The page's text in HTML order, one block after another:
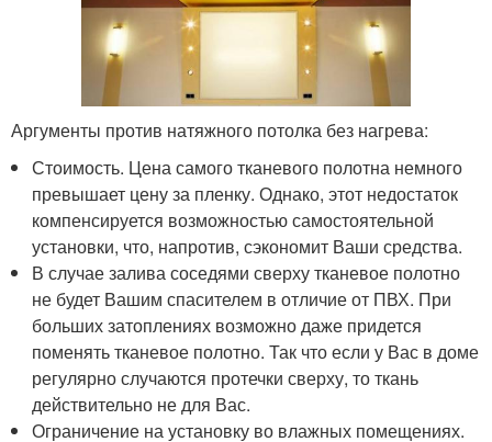
Аргументы против натяжного потолка без нагрева:
Стоимость. Цена самого тканевого полотна немного
превышает цену за пленку. Однако, этот недостаток
компенсируется возможностью самостоятельной
установки, что, напротив, сэкономит Ваши средства.
В случае залива соседями сверху тканевое полотно
не будет Вашим спасителем в отличие от ПВХ. При
больших затоплениях возможно даже придется
поменять тканевое полотно. Так что если у Вас в доме
регулярно случаются протечки сверху, то ткань
действительно не для Вас.
Ограничение на установку во влажных помещениях.